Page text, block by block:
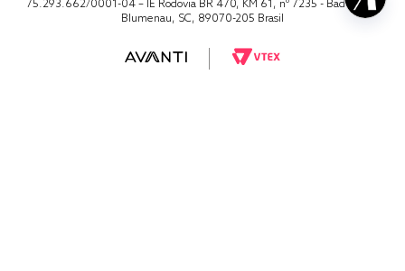
75.293.662/0001-04 – IE Rodovia BR 470, KM 61, nº 7235 - Badenfurt,
Blumenau, SC, 89070-205 Brasil